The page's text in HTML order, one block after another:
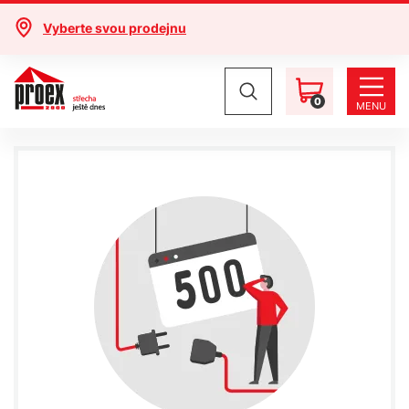
Vyberte svou prodejnu
0 MENU